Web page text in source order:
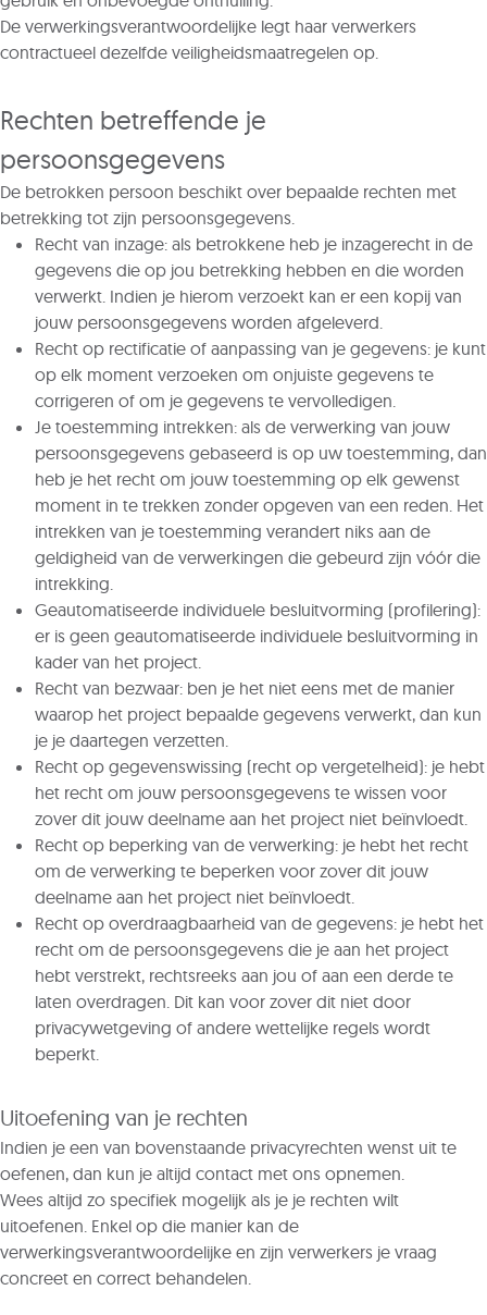
De verwerkingsverantwoordelijke legt haar verwerkers
contractueel dezelfde veiligheidsmaatregelen op.
Rechten betreffende je
persoonsgegevens
De betrokken persoon beschikt over bepaalde rechten met
betrekking tot zijn persoonsgegevens.
Recht van inzage: als betrokkene heb je inzagerecht in de
gegevens die op jou betrekking hebben en die worden
verwerkt. Indien je hierom verzoekt kan er een kopij van
jouw persoonsgegevens worden afgeleverd.
Recht op rectificatie of aanpassing van je gegevens: je kunt
op elk moment verzoeken om onjuiste gegevens te
corrigeren of om je gegevens te vervolledigen.
Je toestemming intrekken: als de verwerking van jouw
persoonsgegevens gebaseerd is op uw toestemming, dan
heb je het recht om jouw toestemming op elk gewenst
moment in te trekken zonder opgeven van een reden. Het
intrekken van je toestemming verandert niks aan de
geldigheid van de verwerkingen die gebeurd zijn vóór die
intrekking.
Geautomatiseerde individuele besluitvorming (profilering):
er is geen geautomatiseerde individuele besluitvorming in
kader van het project.
Recht van bezwaar: ben je het niet eens met de manier
waarop het project bepaalde gegevens verwerkt, dan kun
je je daartegen verzetten.
Recht op gegevenswissing (recht op vergetelheid): je hebt
het recht om jouw persoonsgegevens te wissen voor
zover dit jouw deelname aan het project niet beïnvloedt.
Recht op beperking van de verwerking: je hebt het recht
om de verwerking te beperken voor zover dit jouw
deelname aan het project niet beïnvloedt.
Recht op overdraagbaarheid van de gegevens: je hebt het
recht om de persoonsgegevens die je aan het project
hebt verstrekt, rechtsreeks aan jou of aan een derde te
laten overdragen. Dit kan voor zover dit niet door
privacywetgeving of andere wettelijke regels wordt
beperkt.
Uitoefening van je rechten
Indien je een van bovenstaande privacyrechten wenst uit te
oefenen, dan kun je altijd contact met ons opnemen.
Wees altijd zo specifiek mogelijk als je je rechten wilt
uitoefenen. Enkel op die manier kan de
verwerkingsverantwoordelijke en zijn verwerkers je vraag
concreet en correct behandelen.